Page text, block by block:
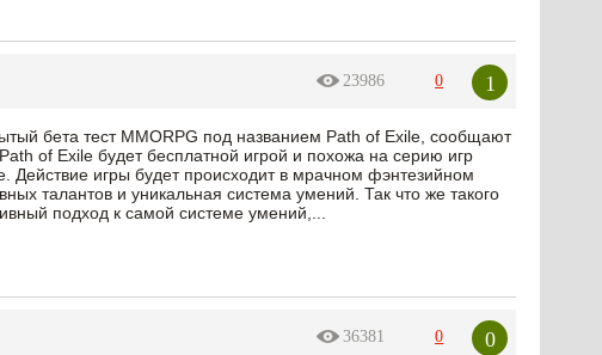
23986 0 1
бета тест MMORPG под названием Path of Exile, сообщают
of Exile будет бесплатной игрой и похожа на серию игр
Действие игры будет происходит в мрачном фэнтезийном
талантов и уникальная система умений. Так что же такого
подход к самой системе умений,...
36381 0 0